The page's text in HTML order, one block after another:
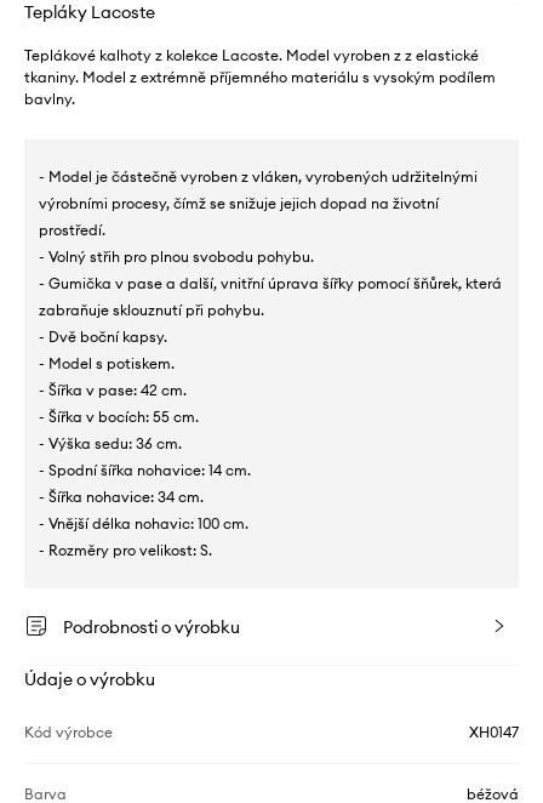
Tepláky Lacoste
Teplákové kalhoty z kolekce Lacoste. Model vyroben z z elastické
tkaniny. Model z extrémně příjemného materiálu s vysokým podílem
bavlny.
- Model je částečně vyroben z vláken, vyrobených udržitelnými
výrobními procesy, čímž se snižuje jejich dopad na životní
prostředí.
- Volný střih pro plnou svobodu pohybu.
- Gumička v pase a další, vnitřní úprava šířky pomocí šňůrek, která
zabraňuje sklouznutí při pohybu.
- Dvě boční kapsy.
- Model s potiskem.
- Šířka v pase: 42 cm.
- Šířka v bocích: 55 cm.
- Výška sedu: 36 cm.
- Spodní šířka nohavice: 14 cm.
- Šířka nohavice: 34 cm.
- Vnější délka nohavic: 100 cm.
- Rozměry pro velikost: S.
Podrobnosti o výrobku
Údaje o výrobku
Kód výrobce XH0147
Barva béžová